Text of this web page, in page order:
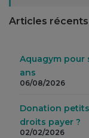
Articles récents
Aquagym pour
ans
06/08/2026
Donation
droits payer ?
02/02/2026